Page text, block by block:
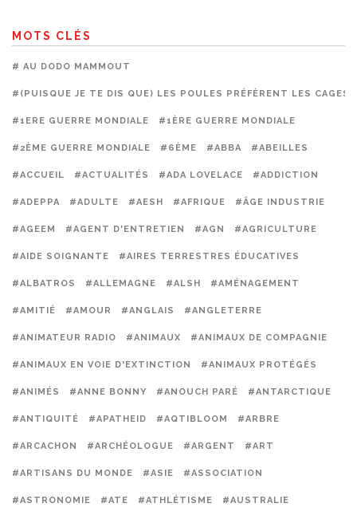
MOTS CLÉS
# AU DODO MAMMOUT
#(PUISQUE JE TE DIS QUE) LES POULES PRÉFÈRENT LES CAGES
#1ERE GUERRE MONDIALE #1ÈRE GUERRE MONDIALE
#2ÈME GUERRE MONDIALE #6ÈME #ABBA #ABEILLES
#ACCUEIL #ACTUALITÉS #ADA LOVELACE #ADDICTION
#ADEPPA #ADULTE #AESH #AFRIQUE #ÂGE INDUSTRIE
#AGEEM #AGENT D'ENTRETIEN #AGN #AGRICULTURE
#AIDE SOIGNANTE #AIRES TERRESTRES ÉDUCATIVES
#ALBATROS #ALLEMAGNE #ALSH #AMÉNAGEMENT
#AMITIÉ #AMOUR #ANGLAIS #ANGLETERRE
#ANIMATEUR RADIO #ANIMAUX #ANIMAUX DE COMPAGNIE
#ANIMAUX EN VOIE D'EXTINCTION #ANIMAUX PROTÉGÉS
#ANIMÉS #ANNE BONNY #ANOUCH PARÉ #ANTARCTIQUE
#ANTIQUITÉ #APATHEID #AQTIBLOOM #ARBRE
#ARCACHON #ARCHÉOLOGUE #ARGENT #ART
#ARTISANS DU MONDE #ASIE #ASSOCIATION
#ASTRONOMIE #ATE #ATHLÉTISME #AUSTRALIE